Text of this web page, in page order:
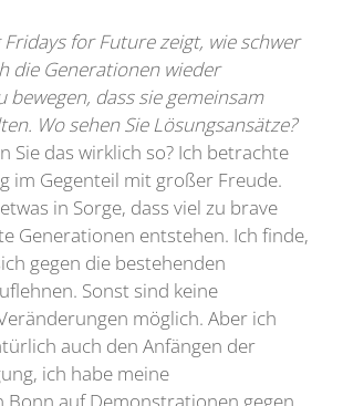
Fridays for Future zeigt, wie schwer
die Generationen wieder
bewegen, dass sie gemeinsam
Wo sehen Sie Lösungsansätze?
Sie das wirklich so? Ich betrachte
im Gegenteil mit großer Freude.
in Sorge, dass viel zu brave
Generationen entstehen. Ich finde,
gegen die bestehenden
Sonst sind keine
möglich. Aber ich
auch den Anfängen der
ich habe meine
Bonn auf Demonstrationen gegen